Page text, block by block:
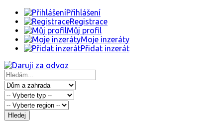
Přihlášení
Registrace
Můj profil
Moje inzeráty
Přidat inzerát
Hledej